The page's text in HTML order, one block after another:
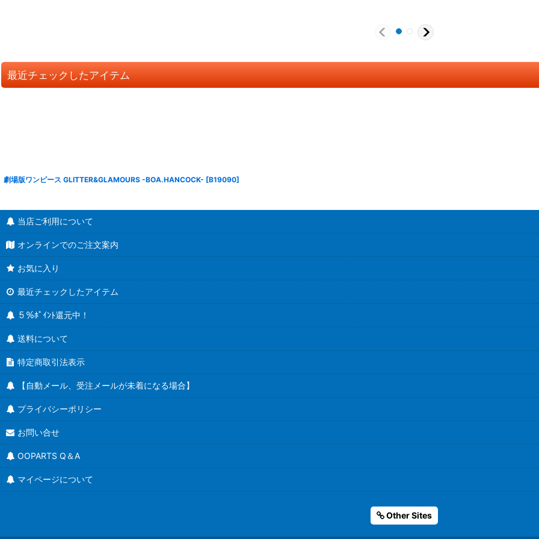
最近チェックしたアイテム
劇場版ワンピース GLITTER&GLAMOURS -BOA.HANCOCK- [B19090]
当店ご利用について
オンラインでのご注文案内
お気に入り
最近チェックしたアイテム
５％ﾎﾟｲﾝﾄ還元中！
送料について
特定商取引法表示
【自動メール、受注メールが未着になる場合】
プライバシーポリシー
お問い合せ
OOPARTS Q＆A
マイページについて
Other Sites